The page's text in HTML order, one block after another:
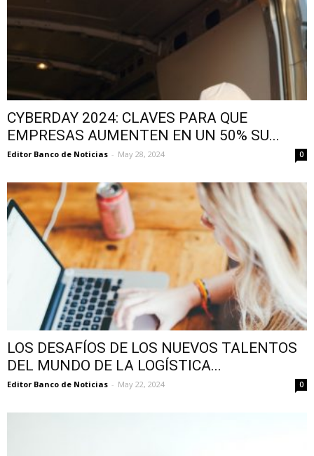
CYBERDAY 2024: CLAVES PARA QUE
EMPRESAS AUMENTEN EN UN 50% SU...
Editor Banco de Noticias - May 28, 2024 0
LOS DESAFÍOS DE LOS NUEVOS TALENTOS
DEL MUNDO DE LA LOGÍSTICA...
Editor Banco de Noticias - May 22, 2024 0